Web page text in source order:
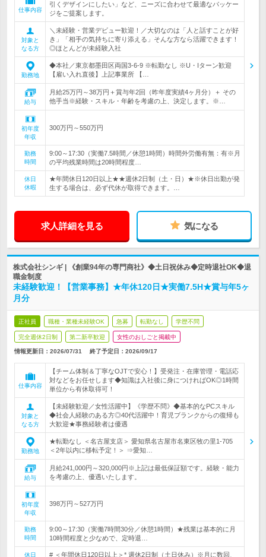
仕事内容
引くデザインにしたい」など、ニーズに合わせて最適なパッケー
ジをご提案します。
対象と
なる方
＼未経験・営業デビュー歓迎！／大切なのは「人と話すことが好
き」「相手の気持ちに寄り添える」そんな方なら活躍できます！
◎ほとんどが未経験入社
勤務地
◆本社／東京都墨田区両国3-6-9 ※転勤なし ※U・Iターン歓迎
【雇い入れ直後】上記事業所 【…
給与
月給25万円～38万円＋賞与年2回（昨年度実績4ヶ月分）＋ その
他手当※経験・スキル・年齢を考慮の上、決定します。※…
初年度
年収
300万円～550万円
勤務
時間
9:00～17:30（実働7.5時間／休憩1時間）時間外労働有無：有※月
の平均残業時間は20時間程度…
休日
休暇
★年間休日120日以上★★週休2日制（土・日）★※休日出勤が発
生する場合は、必ず代休が取得できます。…
求人詳細を見る 気になる
株式会社シンギ | 《創業94年の専門商社》◆土日祝休み◆定時退社OK◆退
職金制度
未経験歓迎！【営業事務】★年休120日★実働7.5H★賞与年5ヶ
月分
正社員 職種・業種未経験OK 急募 転勤なし 学歴不問
完全週休2日制 第二新卒歓迎 女性のおしごと掲載中
情報更新日：2026/07/31 終了予定日： 2026/09/17
仕事内容
【チーム体制＆丁寧なOJTで安心！】受発注・在庫管理・電話応
対などをお任せします◆知識は入社後に身につければOK◎1時間
単位から有休取得可！
対象と
なる方
【未経験歓迎／女性活躍中】《学歴不問》◆基本的なPCスキル
◆社会人経験のある方◎40代活躍中！育児ブランクからの復帰も
大歓迎★事務経験者は優遇
勤務地
★転勤なし ＜名古屋支店＞ 愛知県名古屋市名東区牧の里1-705
＜2年以内に移転予定！＞ ⇒愛知…
給与
月給241,000円～320,000円※上記は最低保証額です。経験・能力
を考慮の上、優遇いたします。
初年度
年収
398万円～527万円
勤務
時間
9:00～17:30（実働7時間30分／休憩1時間）★残業は基本的に月
10時間程度と少なめで、定時退…
休日 # ＜年間休日120日以上＞* 週休2日制（土日休み）※月に数回、